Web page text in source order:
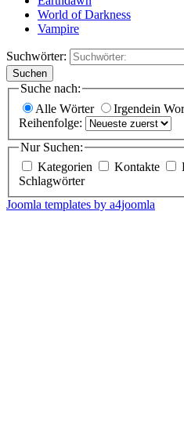
World of Darkness
Vampire
Suchwörter:
Suchen
Suche nach:
Alle Wörter
Irgendein
Reihenfolge:
Nur Suchen:
Kategorien
Kontakte
Schlagwörter
Joomla templates by a4joomla